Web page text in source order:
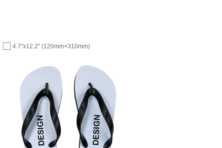
4.7"x12.2" (120mm×310mm)